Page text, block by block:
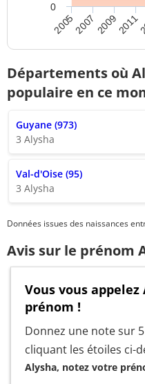
2005200720092011
0
Départements où
populaire en ce
Guyane (973)
3 Alysha
Val-d'Oise (95)
3 Alysha
Données issues des naissances
Avis sur le prénom
Vous vous
prénom !
Donnez une note sur
cliquant les étoiles ci-
Alysha, notez votre